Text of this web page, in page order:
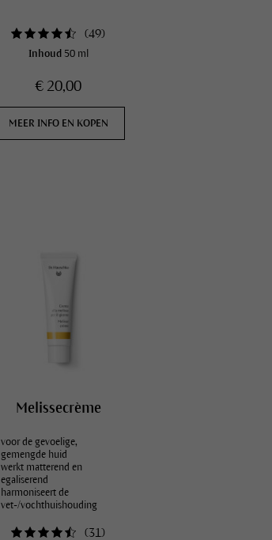
(49)
Inhoud 50 ml
€ 20,00
MEER INFO EN KOPEN
Melissecrème
voor de gevoelige,
gemengde huid
werkt matterend en
egaliserend
harmoniseert de
vet-/vochthuishouding
(31)